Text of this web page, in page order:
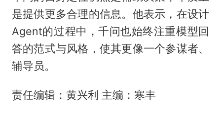
是提供更多合理的信息。他表示，在设计
Agent的过程中，千问也始终注重模型回
答的范式与风格，使其更像一个参谋者、
辅导员。
责任编辑：黄兴利 主编：寒丰